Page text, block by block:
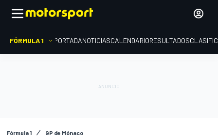
FÓRMULA 1 PORTADANOTICIASCALENDARIORESULTADOS
Fórmula 1 GP de Mónaco